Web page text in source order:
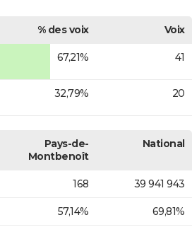
% des voix
Voix
67,21% 41
32,79% 20
Pays-de-
Montbenoît
National
168 39 941 943
57,14% 69,81%